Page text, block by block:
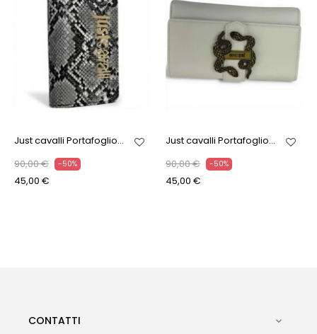
Just cavalli Portafoglio...
90,00 €
-50%
45,00 €
Just cavalli Portafoglio...
90,00 €
-50%
45,00 €
CONTATTI 